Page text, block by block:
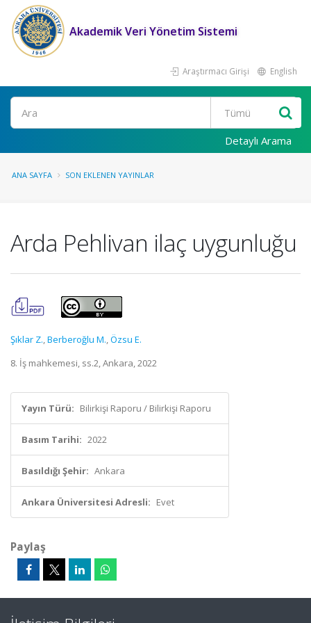
Akademik Veri Yönetim Sistemi
Araştırmacı Girişi English
Ara
Detaylı Arama
ANA SAYFA SON EKLENEN YAYINLAR
Arda Pehlivan ilaç uygunluğu
Şıklar Z.,Berberoğlu M.,Özsu E.
8. İş mahkemesi, ss.2, Ankara, 2022
Yayın Türü: Bilirkişi Raporu / Bilirkişi Raporu
Basım Tarihi: 2022
Basıldığı Şehir: Ankara
Ankara Üniversitesi Adresli: Evet
Paylaş